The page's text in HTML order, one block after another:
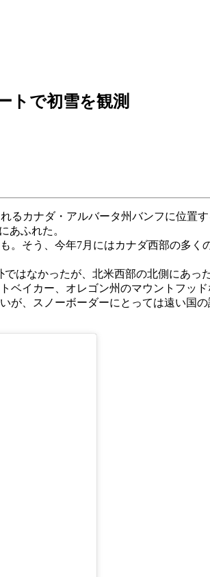
トで初雪を観測
るカナダ・アルバータ州バンフに位
あふれた。
。そう、今年7月にはカナダ西部の多
はなかったが、北米西部の北側にあ
ベイカー、オレゴン州のマウントフッ
が、スノーボーダーにとっては遠い国の